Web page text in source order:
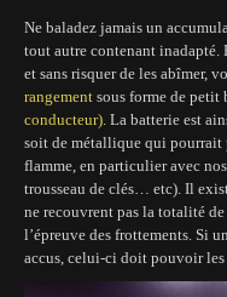
Ne baladez jamais un
tout autre contenant inadapté.
et sans risquer de les abîmer,
rangement sous forme de petit
conducteur). La batterie est
soit de métallique qui pourrait
flamme, en particulier avec
trousseau de clés… etc). Il
ne recouvrent pas la totalité
l’épreuve des frottements. Si
accus, celui-ci doit pouvoir